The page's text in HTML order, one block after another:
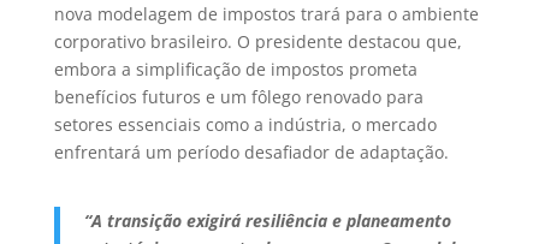
nova modelagem de impostos trará para o ambiente
corporativo brasileiro. O presidente destacou que,
embora a simplificação de impostos prometa
benefícios futuros e um fôlego renovado para
setores essenciais como a indústria, o mercado
enfrentará um período desafiador de adaptação.
“A transição exigirá resiliência e planeamento